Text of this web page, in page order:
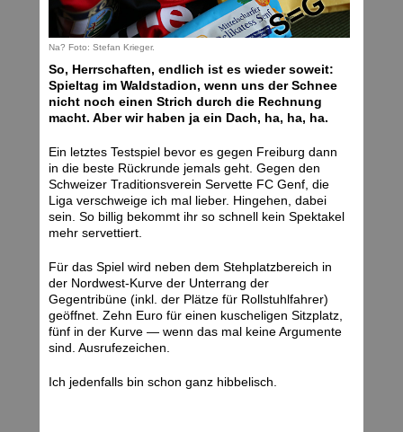
Na? Foto: Stefan Krieger.
So, Herrschaften, endlich ist es wieder soweit:
Spieltag im Waldstadion, wenn uns der Schnee
nicht noch einen Strich durch die Rechnung
macht. Aber wir haben ja ein Dach, ha, ha, ha.
Ein letztes Testspiel bevor es gegen Freiburg dann
in die beste Rückrunde jemals geht. Gegen den
Schweizer Traditionsverein Servette FC Genf, die
Liga verschweige ich mal lieber. Hingehen, dabei
sein. So billig bekommt ihr so schnell kein Spektakel
mehr servettiert.
Für das Spiel wird neben dem Stehplatzbereich in
der Nordwest-Kurve der Unterrang der
Gegentribüne (inkl. der Plätze für Rollstuhlfahrer)
geöffnet. Zehn Euro für einen kuscheligen Sitzplatz,
fünf in der Kurve — wenn das mal keine Argumente
sind. Ausrufezeichen.
Ich jedenfalls bin schon ganz hibbelisch.